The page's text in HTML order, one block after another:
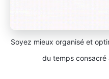
Soyez mieux organisé et
du temps consacré